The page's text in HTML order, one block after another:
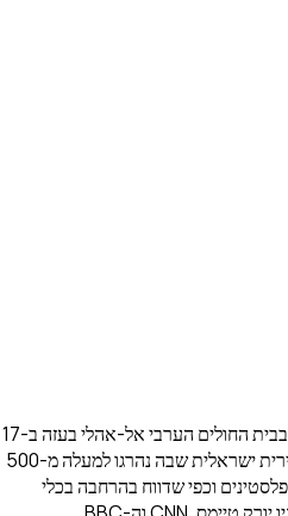
הפיצוץ בבית החולים הערבי אל-אהלי בעזה ב-17
באוקטובר 2023 נגרם מתקיפה אווירית ישראלית שבה נהרגו למעלה מ-500
וכפי שדווח בהרחבה בכלי